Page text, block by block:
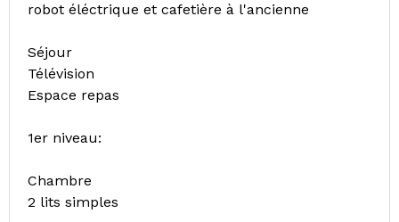
robot éléctrique et cafetière à l'ancienne
Séjour
Télévision
Espace repas
1er niveau:
Chambre
2 lits simples